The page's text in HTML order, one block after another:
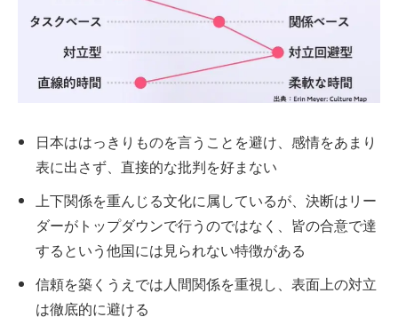
日本ははっきりものを言うことを避け、感情をあまり
表に出さず、直接的な批判を好まない
上下関係を重んじる文化に属しているが、決断はリー
ダーがトップダウンで行うのではなく、皆の合意で達
するという他国には見られない特徴がある
信頼を築くうえでは人間関係を重視し、表面上の対立
は徹底的に避ける